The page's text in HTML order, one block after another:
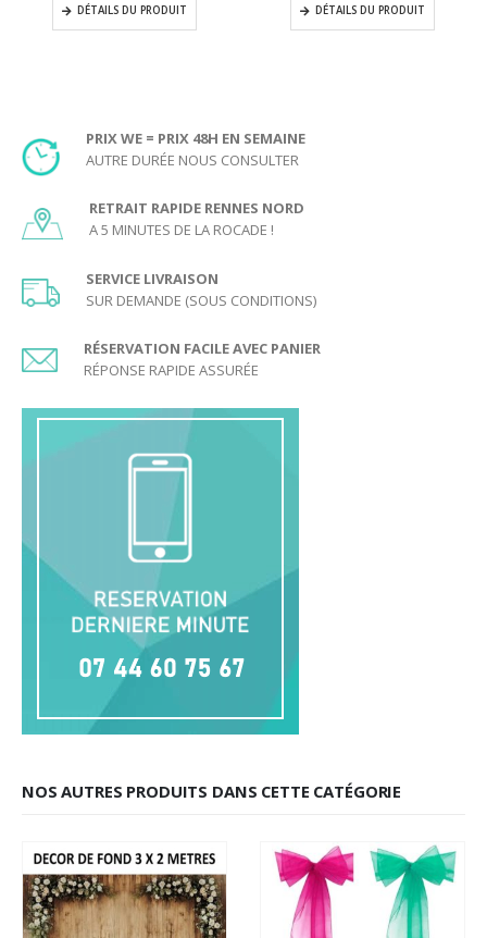
DÉTAILS DU PRODUIT DÉTAILS DU PRODUIT
PRIX WE = PRIX 48H EN SEMAINE
AUTRE DURÉE NOUS CONSULTER
RETRAIT RAPIDE RENNES NORD
A 5 MINUTES DE LA ROCADE !
SERVICE LIVRAISON
SUR DEMANDE (SOUS CONDITIONS)
RÉSERVATION FACILE AVEC PANIER
RÉPONSE RAPIDE ASSURÉE
NOS AUTRES PRODUITS DANS CETTE CATÉGORIE